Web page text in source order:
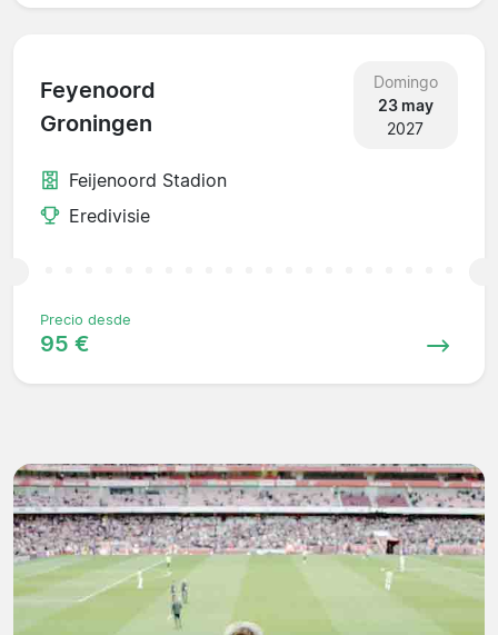
Feyenoord
Groningen
Domingo
23 may
2027
Feijenoord Stadion
Eredivisie
Precio desde
95 €